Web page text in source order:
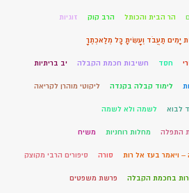
הר הבית והכותל הרב קוק זוגיות
יָמִים תַּעֲבֹד וְעָשִׂיתָ כָּל מְלַאכְתֶּךָ
חסד חשיבות חכמת הקבלה יב בריתיות
לימוד קבלה בקנדה ליקוטי מוהרן לקריאה
לבוא לשמה ולא לשמה
התפלה מחלות רוחניות משיח
– ויאמר בעז אל רות סורה סיפורים הרבי מקוצק
בחכמת הקבלה פרשת משפטים